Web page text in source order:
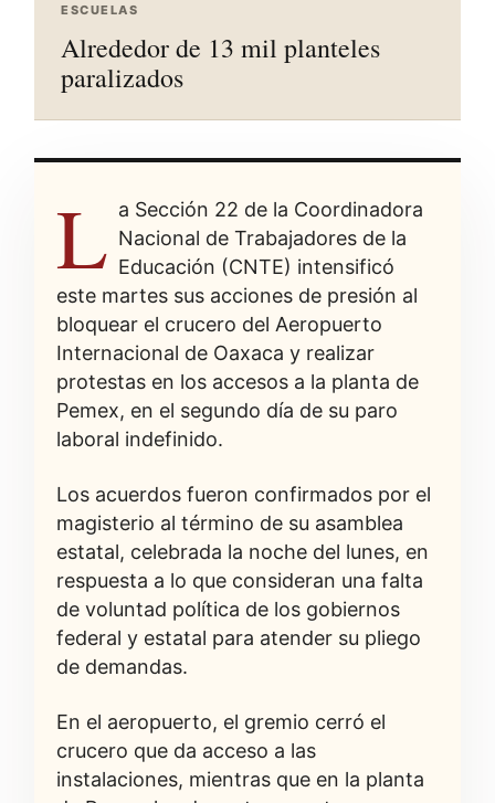
ESCUELAS
Alrededor de 13 mil planteles
paralizados
L a Sección 22 de la Coordinadora
Nacional de Trabajadores de la
Educación (CNTE) intensificó
este martes sus acciones de presión al
bloquear el crucero del Aeropuerto
Internacional de Oaxaca y realizar
protestas en los accesos a la planta de
Pemex, en el segundo día de su paro
laboral indefinido.
Los acuerdos fueron confirmados por el
magisterio al término de su asamblea
estatal, celebrada la noche del lunes, en
respuesta a lo que consideran una falta
de voluntad política de los gobiernos
federal y estatal para atender su pliego
de demandas.
En el aeropuerto, el gremio cerró el
crucero que da acceso a las
instalaciones, mientras que en la planta